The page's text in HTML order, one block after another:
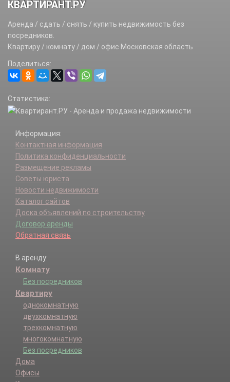
КВАРТИРАНТ.РУ
Аренда / сдать / снять / купить недвижимость без
посредников.
Квартиру / комнату / дом / офис Московская область
Поделиться:
Статистика:
Информация:
Контактная информация
Политика конфиденциальности
Размещение рекламы
Советы юриста
Новости недвижимости
Каталог сайтов
Доска объявлений по строительству
Договор аренды
Обратная связь
В аренду:
Комнату
Без посредников
Квартиру
однокомнатную
двухкомнатную
трехкомнатную
многокомнатную
Без посредников
Дома
Офисы